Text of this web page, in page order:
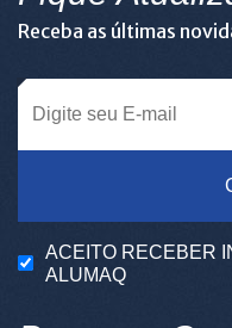
Receba as últimas
ACEITO RECEBER
ALUMAQ